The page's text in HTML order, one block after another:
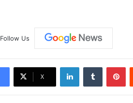
Follow Us
X
LinkedInTumblr